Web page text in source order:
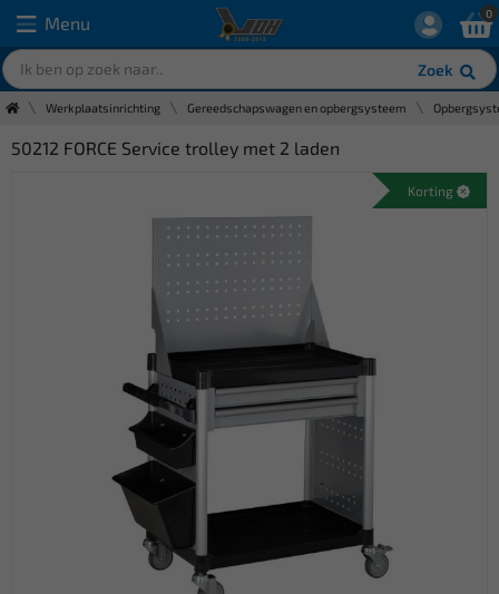
Menu
Zoek
0
Werkplaatsinrichting Gereedschapswagen en opbergsysteem
50212 FORCE Service trolley met 2 laden
Korting